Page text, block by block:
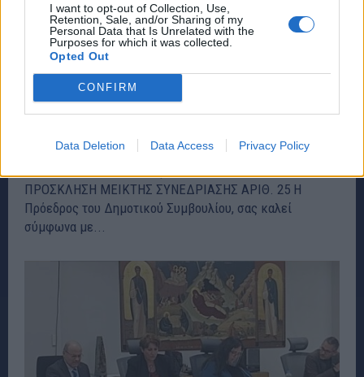
I want to opt-out of Collection, Use,
Retention, Sale, and/or Sharing of my
Personal Data that Is Unrelated with the
Purposes for which it was collected.
Opted Out
CONFIRM
Data Deletion Data Access Privacy Policy
Το κατάλαβαν: Με μικτή συνεδρίαση το
Δημοτικό Συμβούλιο Ραφήνας Πικερμίου
στις 11 Αυγούστου
ΡΑΦΗΝΑ - ΠΙΚΕΡΜΙ 7 Αυγούστου, 2026
ΠΡΟΣΚΛΗΣΗ ΜΕΙΚΤΗΣ ΣΥΝΕΔΡΙΑΣΗΣ ΑΡΙΘ. 25 Η
Πρόεδρος του Δημοτικού Συμβουλίου, σας καλεί
σύμφωνα με...